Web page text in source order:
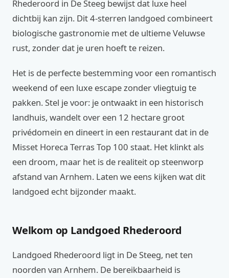
Rhederoord in De Steeg bewijst dat luxe heel
dichtbij kan zijn. Dit 4-sterren landgoed combineert
biologische gastronomie met de ultieme Veluwse
rust, zonder dat je uren hoeft te reizen.
Het is de perfecte bestemming voor een romantisch
weekend of een luxe escape zonder vliegtuig te
pakken. Stel je voor: je ontwaakt in een historisch
landhuis, wandelt over een 12 hectare groot
privédomein en dineert in een restaurant dat in de
Misset Horeca Terras Top 100 staat. Het klinkt als
een droom, maar het is de realiteit op steenworp
afstand van Arnhem. Laten we eens kijken wat dit
landgoed echt bijzonder maakt.
Welkom op Landgoed Rhederoord
Landgoed Rhederoord ligt in De Steeg, net ten
noorden van Arnhem. De bereikbaarheid is